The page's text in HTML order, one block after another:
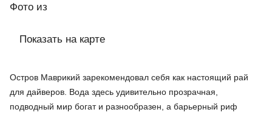
Фото из
Показать на карте
Остров Маврикий зарекомендовал себя как настоящий рай
для дайверов. Вода здесь удивительно прозрачная,
подводный мир богат и разнообразен, а барьерный риф